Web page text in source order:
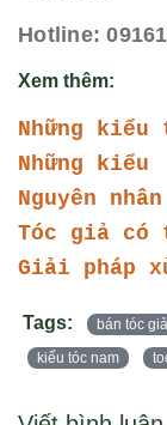
Hotline:
Xem thêm:
Những kiểu
Những kiểu
Nguyên
Tóc giả có
Giải pháp
Tags: bán tóc
kiểu tóc nam